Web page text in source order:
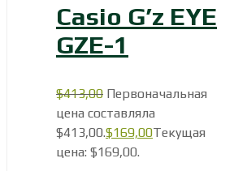
Casio G’z EYE
GZE-1
$413,00 Первоначальная
цена составляла
$413,00.$169,00Текущая
цена: $169,00.